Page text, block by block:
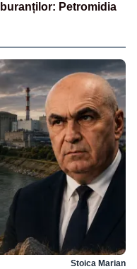
Petromidia
Stoica Marian